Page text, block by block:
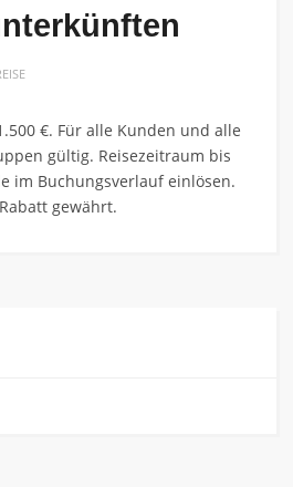
€. Für alle Kunden und alle
gültig. Reisezeitraum bis
im Buchungsverlauf einlösen.
gewährt.